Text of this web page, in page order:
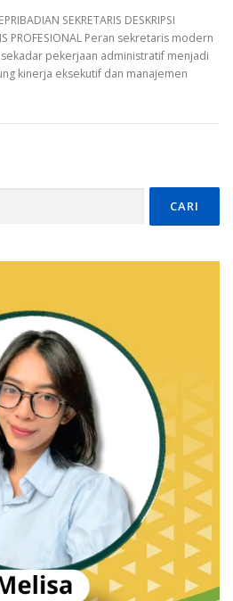
SEKRETARIS DESKRIPSI
PROFESIONAL Peran sekretaris modern
pekerjaan administratif menjadi
kinerja eksekutif dan manajemen